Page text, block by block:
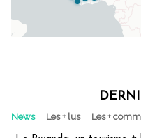
News Les + lus Les +